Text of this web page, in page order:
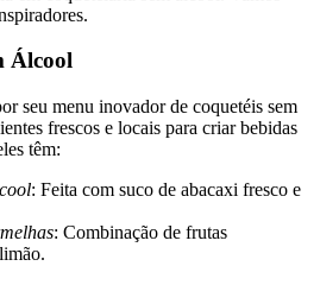
Álcool
seu menu inovador de coquetéis sem
frescos e locais para criar bebidas
têm:
: Feita com suco de abacaxi fresco e
: Combinação de frutas